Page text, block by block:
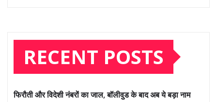
RECENT POSTS
फिरौती और विदेशी नंबरों का जाल, बॉलीवुड के बाद अब ये बड़ा नाम